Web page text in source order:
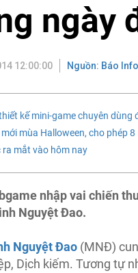
ngày
12:00:00 Nguồn: Báo
kế mini-game chuyên dùng
mùa Halloween, cho phép
mắt vào hôm nay
nhập vai chiến
Nguyệt Đao.
Nguyệt Đao (MNĐ)
Dịch kiếm. Tương tự